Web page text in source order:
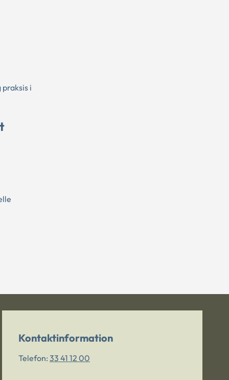
i
Kontaktinformation
Telefon: 33 41 12 00